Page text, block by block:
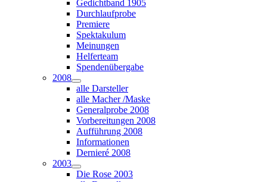
Gedichtband 1905
Durchlaufprobe
Premiere
Spektakulum
Meinungen
Helferteam
Spendenübergabe
2008
alle Darsteller
alle Macher /Maske
Generalprobe 2008
Vorbereitungen 2008
Aufführung 2008
Informationen
Dernieré 2008
2003
Die Rose 2003